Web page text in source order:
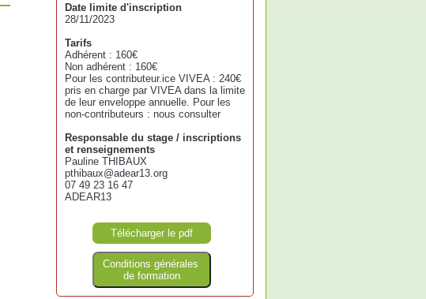
Date limite d'inscription
28/11/2023
Tarifs
Adhérent : 160€
Non adhérent : 160€
Pour les contributeur.ice VIVEA : 240€
pris en charge par VIVEA dans la limite
de leur enveloppe annuelle. Pour les
non-contributeurs : nous consulter
Responsable du stage / inscriptions
et renseignements
Pauline THIBAUX
pthibaux@adear13.org
07 49 23 16 47
ADEAR13
Télécharger le pdf
Conditions générales
de formation